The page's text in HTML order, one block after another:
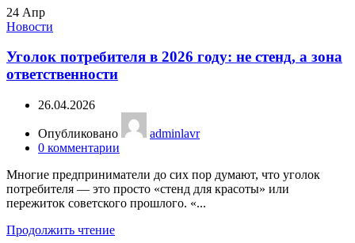
24 Апр
Новости
Уголок потребителя в 2026 году: не стенд, а зона
ответственности
26.04.2026
Опубликовано
adminlavr
0 комментарии
Многие предприниматели до сих пор думают, что уголок
потребителя — это просто «стенд для красоты» или
пережиток советского прошлого. «...
Продолжить чтение